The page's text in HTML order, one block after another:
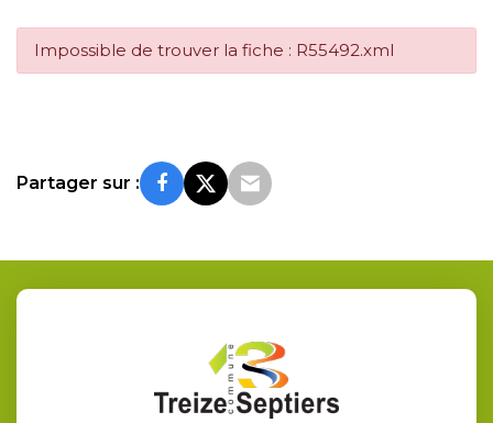
Impossible de trouver la fiche : R55492.xml
Partager sur :